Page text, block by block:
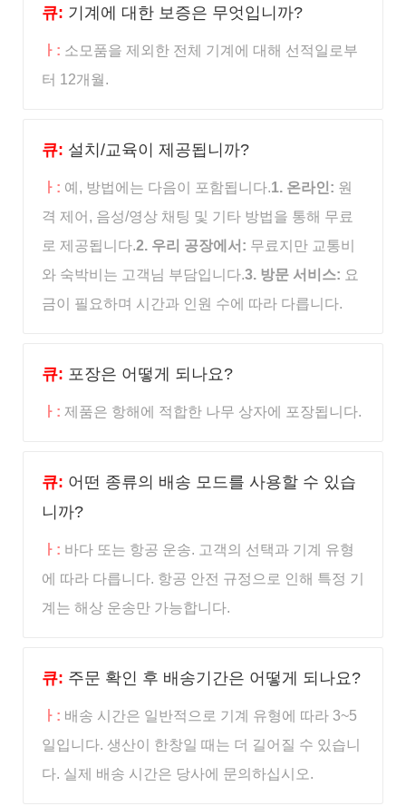
큐: 기계에 대한 보증은 무엇입니까?
ㅏ: 소모품을 제외한 전체 기계에 대해 선적일로부
터 12개월.
큐: 설치/교육이 제공됩니까?
ㅏ: 예, 방법에는 다음이 포함됩니다.1. 온라인: 원
격 제어, 음성/영상 채팅 및 기타 방법을 통해 무료
로 제공됩니다.2. 우리 공장에서: 무료지만 교통비
와 숙박비는 고객님 부담입니다.3. 방문 서비스: 요
금이 필요하며 시간과 인원 수에 따라 다릅니다.
큐: 포장은 어떻게 되나요?
ㅏ: 제품은 항해에 적합한 나무 상자에 포장됩니다.
큐: 어떤 종류의 배송 모드를 사용할 수 있습
니까?
ㅏ: 바다 또는 항공 운송. 고객의 선택과 기계 유형
에 따라 다릅니다. 항공 안전 규정으로 인해 특정 기
계는 해상 운송만 가능합니다.
큐: 주문 확인 후 배송기간은 어떻게 되나요?
ㅏ: 배송 시간은 일반적으로 기계 유형에 따라 3~5
일입니다. 생산이 한창일 때는 더 길어질 수 있습니
다. 실제 배송 시간은 당사에 문의하십시오.